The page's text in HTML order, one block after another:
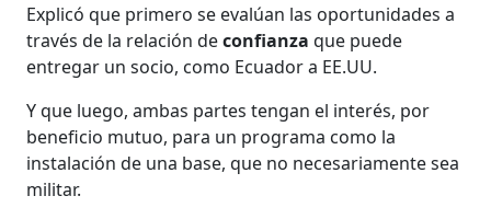
Explicó que primero se evalúan las oportunidades a
través de la relación deconfianzaque puede
entregar un socio, como Ecuador a EE.UU.
Y que luego, ambas partes tengan el interés, por
beneficio mutuo, para un programa como la
instalación de una base, que no necesariamente sea
militar.